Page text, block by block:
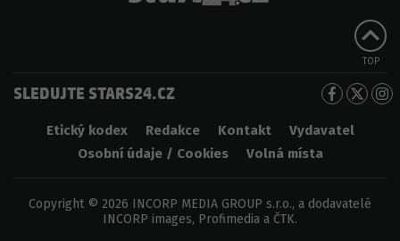
TOP
SLEDUJTE STARS24.CZ
Etický kodex Redakce Kontakt
Vydavatel
Osobní údaje / Cookies
Volná místa
Copyright © 2026 INCORP MEDIA GROUP s.r.o., a dodavatelé
INCORP images, Profimedia a ČTK.